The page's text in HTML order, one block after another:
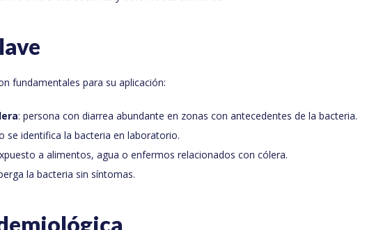
fundamentales para su aplicación:
: persona con diarrea abundante en zonas con antecedentes de la bacteria.
se identifica la bacteria en laboratorio.
a alimentos, agua o enfermos relacionados con cólera.
la bacteria sin síntomas.